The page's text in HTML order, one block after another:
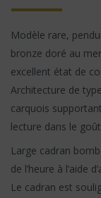
Modèle rare,
bronze doré au
excellent état de
Architecture de
carquois
lecture dans le goût
Large cadran
de l’heure à l’aide
Le cadran est